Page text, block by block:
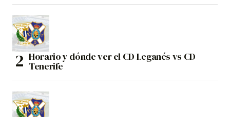
Horario y dónde ver el CD Leganés vs CD
Tenerife